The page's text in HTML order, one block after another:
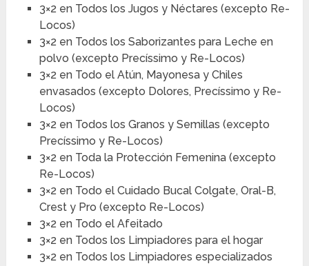
3×2 en Todos los Jugos y Néctares (excepto Re-
Locos)
3×2 en Todos los Saborizantes para Leche en
polvo (excepto Precíssimo y Re-Locos)
3×2 en Todo el Atún, Mayonesa y Chiles
envasados (excepto Dolores, Precíssimo y Re-
Locos)
3×2 en Todos los Granos y Semillas (excepto
Precíssimo y Re-Locos)
3×2 en Toda la Protección Femenina (excepto
Re-Locos)
3×2 en Todo el Cuidado Bucal Colgate, Oral-B,
Crest y Pro (excepto Re-Locos)
3×2 en Todo el Afeitado
3×2 en Todos los Limpiadores para el hogar
3×2 en Todos los Limpiadores especializados